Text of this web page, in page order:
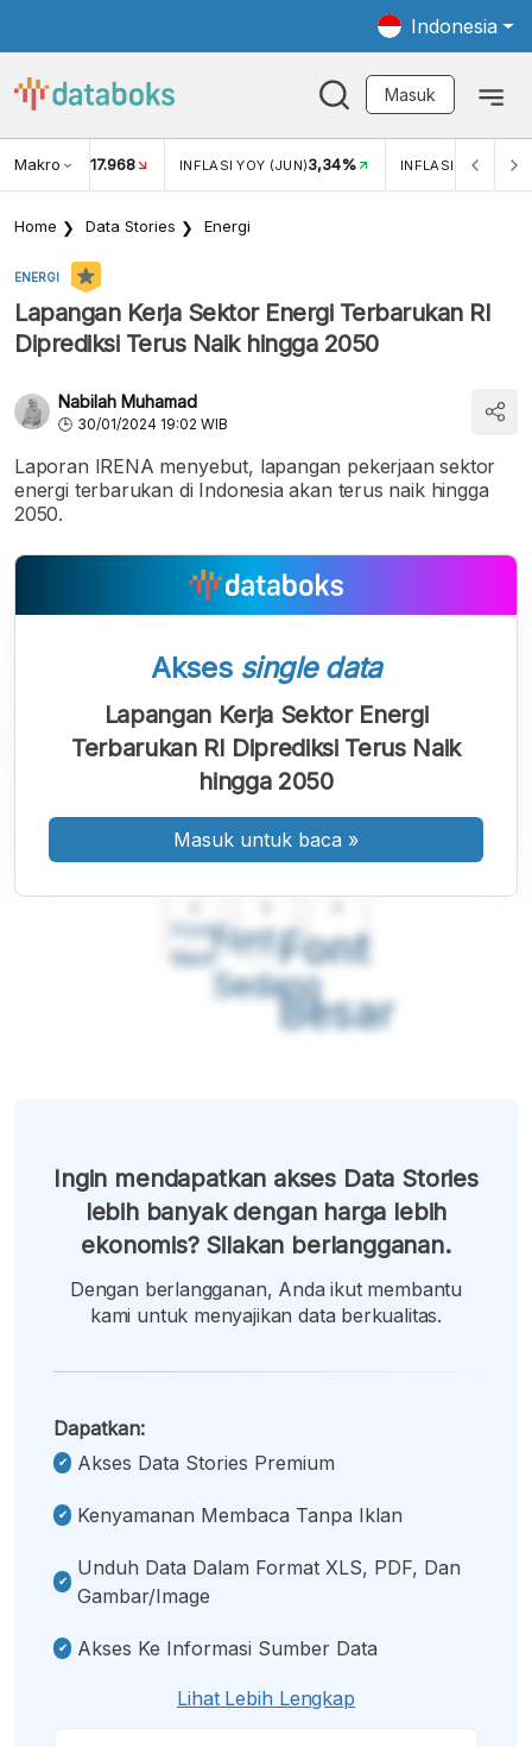
Indonesia
Masuk
Makro
USD/IDR17.968 INFLASI YOY (JUN)3,34% INFLASI MOM
Home Data Stories Energi
ENERGI
Lapangan Kerja Sektor Energi Terbarukan RI
Diprediksi Terus Naik hingga 2050
Nabilah Muhamad
30/01/2024 19:02 WIB
Laporan IRENA menyebut, lapangan pekerjaan sektor
energi terbarukan di Indonesia akan terus naik hingga
2050.
Font
Kecil
Font
Sedang
Font
Besar
Akses single data
Lapangan Kerja Sektor Energi
Terbarukan RI Diprediksi Terus Naik
hingga 2050
Masuk untuk baca »
Ingin mendapatkan akses Data Stories
lebih banyak dengan harga lebih
ekonomis? Silakan berlangganan.
Dengan berlangganan, Anda ikut membantu
kami untuk menyajikan data berkualitas.
Dapatkan:
Akses Data Stories Premium
Kenyamanan Membaca Tanpa Iklan
Unduh Data Dalam Format XLS, PDF, Dan
Gambar/image
Akses Ke Informasi Sumber Data
Lihat Lebih Lengkap